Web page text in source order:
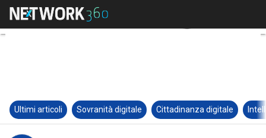
Ultimi articoli Sovranità digitale Cittadinanza digitale